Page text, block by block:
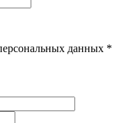
данных *